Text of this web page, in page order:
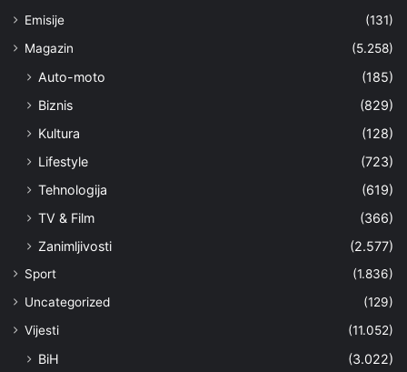
Emisije
(131)
Magazin
(5.258)
Auto-moto
(185)
Biznis
(829)
Kultura
(128)
Lifestyle
(723)
Tehnologija
(619)
TV & Film
(366)
Zanimljivosti
(2.577)
Sport
(1.836)
Uncategorized
(129)
Vijesti
(11.052)
BiH
(3.022)